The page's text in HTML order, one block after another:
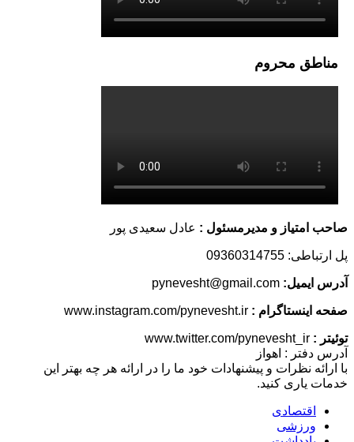
محروم
و مدیرمسئول :عادل سعیدی پور
pynevesht@gmail.com
:
www.instagram.com/pynevesht.ir
: اهواز
و پیشنهادات خود ما را در ارائه هر چه بهتر این
کنید.